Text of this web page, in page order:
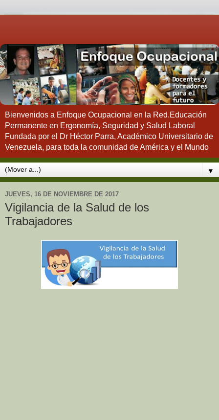
Bienvenidos a Enfoque Ocupacional en la Red.Educación
Permanente en Ergonomía, Seguridad y Salud Laboral
Fundada por el Dr Héctor Parra, Académico Universitario de
Venezuela, para toda la comunidad de América y el Mundo
▼
JUEVES, 16 DE NOVIEMBRE DE 2017
Vigilancia de la Salud de los
Trabajadores